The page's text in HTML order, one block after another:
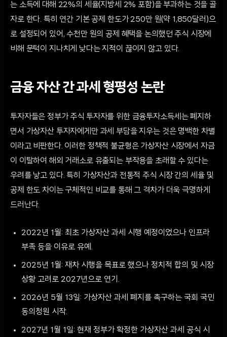
는 소득에 대해 22%의 세율(지방세 2% 포함)을 부과하는 것을 골
자로 한다. 특히 연간 기본 공제 한도가 250만 원(약 1,850달러)으
로 설정되어 있어, 수천만 원의 공제 혜택을 논의했던 주식 시장에
비해 문턱이 지나치게 낮다는 지적이 끊이지 않고 있다.
금융 자산 간 과세 형평성 논란
투자자들은 정부가 주식 투자자를 위한 금융투자소득세는 폐지하
면서 가상자산 투자자에게만 과세 부담을 지우는 것은 명백한 차별
이라고 비판한다. 이러한 정책적 불균형은 가상자산 시장에서 자금
이 이탈하여 해외 거래소로 유출되는 부작용을 초래할 수 있다는
우려를 낳고 있다. 특히 가상자산과 전통적 주식 시장 간의 세율 및
공제 한도 차이는 구체적인 비교를 통해 그 격차가 더욱 극명하게
드러난다.
2022년 1월: 최초 가상자산 과세 시행 예정이었으나 인프라
부족 등을 이유로 유예.
2025년 1월: 재차 시행을 목표로 했으나 정치적 합의 및 시장
상황 고려로 2027년으로 연기.
2026년 5월 13일: 가상자산 과세 폐지를 촉구하는 국회 국민
동의청원 시작.
2027년 1월 1일: 현재 정부가 확정한 가상자산 과세 공식 시